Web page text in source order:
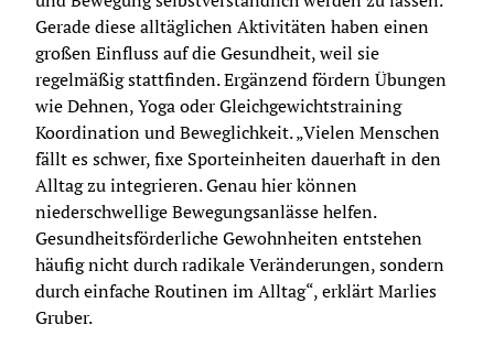
Gerade diese alltäglichen Aktivitäten haben einen
großen Einfluss auf die Gesundheit, weil sie
regelmäßig stattfinden. Ergänzend fördern Übungen
wie Dehnen, Yoga oder Gleichgewichtstraining
Koordination und Beweglichkeit. „Vielen Menschen
fällt es schwer, fixe Sporteinheiten dauerhaft in den
Alltag zu integrieren. Genau hier können
niederschwellige Bewegungsanlässe helfen.
Gesundheitsförderliche Gewohnheiten entstehen
häufig nicht durch radikale Veränderungen, sondern
durch einfache Routinen im Alltag“, erklärt Marlies
Gruber.